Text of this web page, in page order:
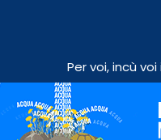
Per voi, incù